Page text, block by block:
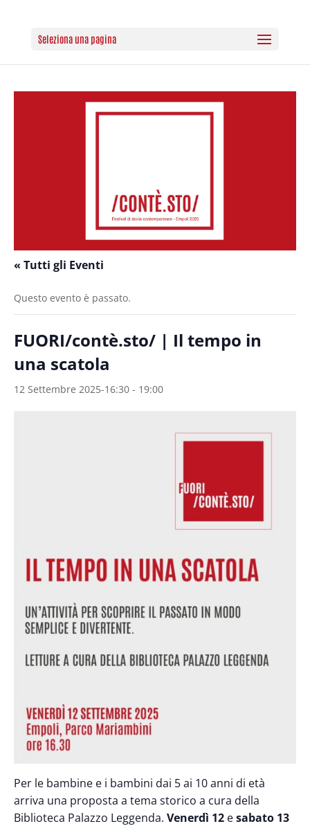
Seleziona una pagina
« Tutti gli Eventi
Questo evento è passato.
FUORI/contè.sto/ | Il tempo in
una scatola
12 Settembre 2025-16:30 - 19:00
Per le bambine e i bambini dai 5 ai 10 anni di età
arriva una proposta a tema storico a cura della
Biblioteca Palazzo Leggenda. Venerdì 12 esabato 13